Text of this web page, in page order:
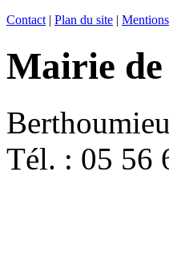
Contact | Plan du site |
Mairie
Tél. : 05 56